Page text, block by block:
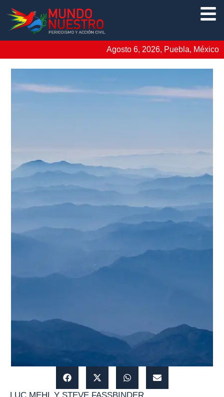
Agosto 6, 2026, Puebla, México